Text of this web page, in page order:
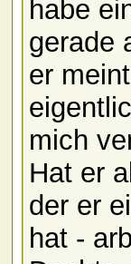
habe
gerade
er
mich
Hat er
der er
hat -